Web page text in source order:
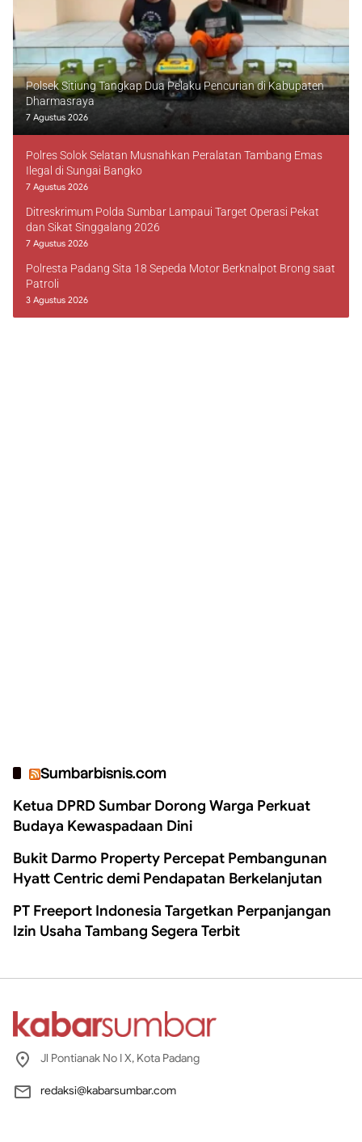
Polsek Sitiung Tangkap Dua Pelaku Pencurian di Kabupaten
Dharmasraya
7 Agustus 2026
Polres Solok Selatan Musnahkan Peralatan Tambang Emas
Ilegal di Sungai Bangko
7 Agustus 2026
Ditreskrimum Polda Sumbar Lampaui Target Operasi Pekat
dan Sikat Singgalang 2026
7 Agustus 2026
Polresta Padang Sita 18 Sepeda Motor Berknalpot Brong saat
Patroli
3 Agustus 2026
Sumbarbisnis.com
Ketua DPRD Sumbar Dorong Warga Perkuat
Budaya Kewaspadaan Dini
Bukit Darmo Property Percepat Pembangunan
Hyatt Centric demi Pendapatan Berkelanjutan
PT Freeport Indonesia Targetkan Perpanjangan
Izin Usaha Tambang Segera Terbit
Jl Pontianak No I X, Kota Padang
redaksi@kabarsumbar.com